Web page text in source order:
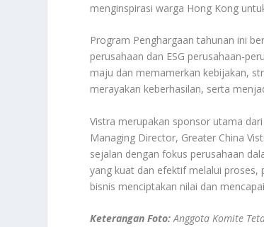
menginspirasi warga Hong Kong
Program Penghargaan tahunan ini
perusahaan dan ESG perusahaan-
maju dan memamerkan kebijakan,
merayakan keberhasilan, serta
Vistra merupakan sponsor utama
Managing Director, Greater China
sejalan dengan fokus perusahaan
yang kuat dan efektif melalui proses,
bisnis menciptakan nilai dan
Keterangan Foto:Anggota Komite